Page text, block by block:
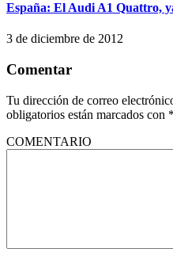
España: El Audi A1 Quattro,
3 de diciembre de 2012
Comentar
Tu dirección de correo
obligatorios están marcados con *
COMENTARIO